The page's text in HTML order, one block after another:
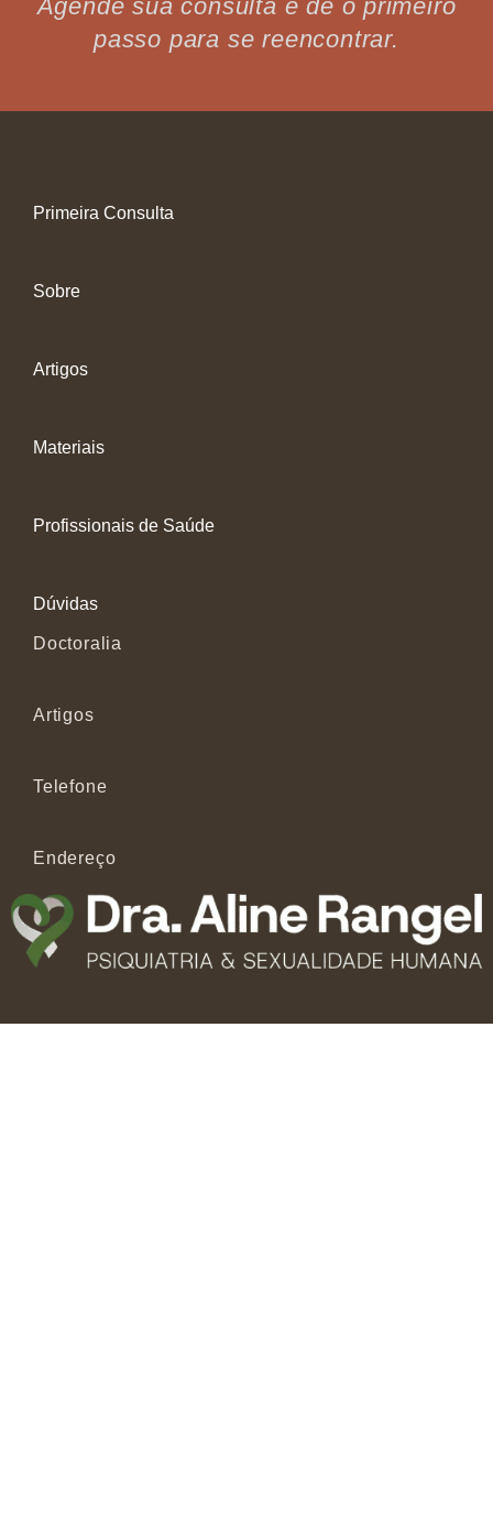
Agende sua consulta e dê o primeiro
passo para se reencontrar.
Primeira Consulta
Sobre
Artigos
Materiais
Profissionais de Saúde
Dúvidas
Doctoralia
Artigos
Telefone
Endereço